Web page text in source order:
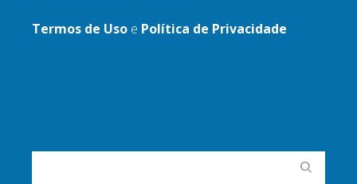
Termos de Uso e Política de Privacidade